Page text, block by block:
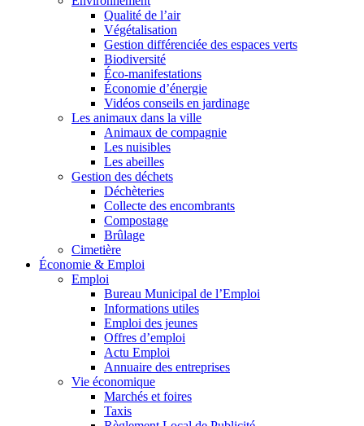
Qualité de l’air
Végétalisation
Gestion différenciée des espaces verts
Biodiversité
Éco-manifestations
Économie d’énergie
Vidéos conseils en jardinage
Les animaux dans la ville
Animaux de compagnie
Les nuisibles
Les abeilles
Gestion des déchets
Déchèteries
Collecte des encombrants
Compostage
Brûlage
Cimetière
Économie & Emploi
Emploi
Bureau Municipal de l’Emploi
Informations utiles
Emploi des jeunes
Offres d’emploi
Actu Emploi
Annuaire des entreprises
Vie économique
Marchés et foires
Taxis